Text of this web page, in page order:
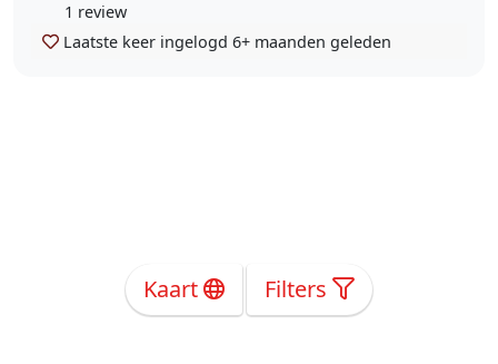
1 review
Laatste keer ingelogd 6+ maanden geleden
Kaart Filters